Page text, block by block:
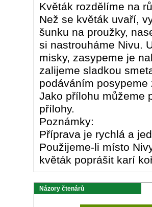
Květák rozdělíme na
Než se květák uvaří,
šunku na proužky,
si nastrouháme Nivu.
misky, zasypeme je
zalijeme sladkou
podáváním
Jako přílohu můžeme
přílohy.
Poznámky:
Příprava je rychlá a
Použijeme-li místo
květák poprášit karí
Názory čtenárů